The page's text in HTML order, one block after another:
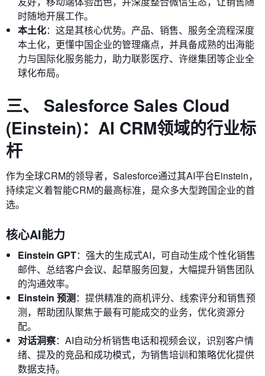
时随地开展工作。
本土化：这是其核心优势。产品、销售、服务全流程深度
本土化，更懂中国企业的管理痛点，并具备成熟的出海能
力与国际化服务能力，助力联影医疗、许继集团等企业全
球化布局。
三、 Salesforce Sales Cloud
(Einstein)：AI CRM领域的行业标
杆
作为全球CRM的领导者，Salesforce通过其AI平台Einstein，
持续定义着智能CRM的最高标准，是众多大型跨国企业的首
选。
核心AI能力
Einstein GPT：强大的生成式AI，可自动生成个性化销售
邮件、总结客户会议、起草服务回复，大幅提升销售团队
的沟通效率。
Einstein 预测：提供精准的商机评分、线索评分和销售预
测，帮助团队聚焦于最有可能成交的业务，优化资源分
配。
对话洞察：AI自动分析销售电话和视频会议，识别客户情
绪、提及的竞品和成功模式，为销售培训和策略优化提供
数据支持。